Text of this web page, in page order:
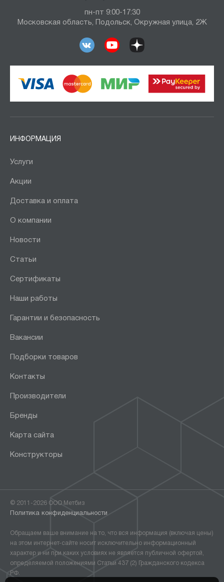
пн-пт 9:00-17:30
Московская область, Подольск, Окружная улица, 2Ж
ИНФОРМАЦИЯ
Услуги
Акции
Доставка и оплата
О компании
Новости
Статьи
Сертификаты
Наши работы
Гарантии и безопасность
Вакансии
Подборки товаров
Контакты
Производители
Бренды
Карта сайта
Конструкторы
© 2011-2026 ООО Метбиз
Политика конфиденциальности
Обращаем ваше внимание на то, что вся информация (включая цены)
на этом интернет-сайте носит исключительно информационный
характер и ни при каких условиях не является публичной офертой,
определяемой положениями Статьи 437 (2) Гражданского кодекса
РФ.